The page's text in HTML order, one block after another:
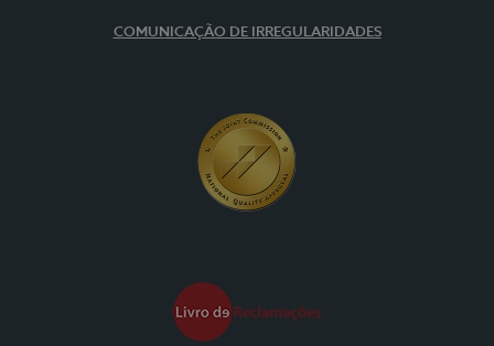
COMUNICAÇÃO DE IRREGULARIDADES